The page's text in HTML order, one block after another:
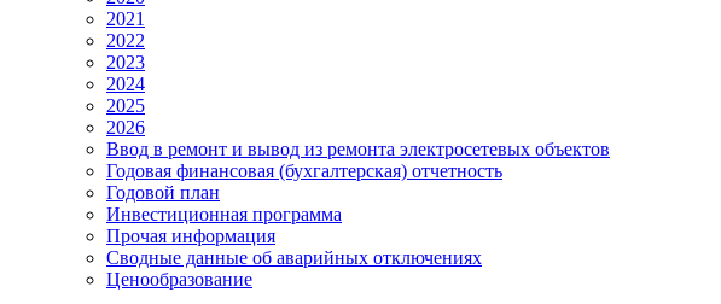
2021
2022
2023
2024
2025
2026
Ввод в ремонт и вывод из ремонта электросетевых объектов
Годовая финансовая (бухгалтерская) отчетность
Годовой план
Инвестиционная программа
Прочая информация
Сводные данные об аварийных отключениях
Ценообразование